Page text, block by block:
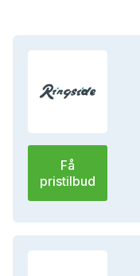
Få
pristilbud